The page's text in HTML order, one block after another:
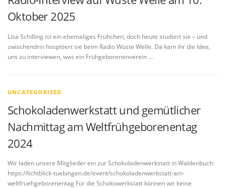
Oktober 2025
Lisa Schilling ist ein ehemaliges Frühchen, doch heute studiert sie – und
zwischendrin hospitiert sie beim Radio Wüste Welle. Da kam ihr die Idee,
uns zu interviewen, was ein Frühgeborenenverein …
UNCATEGORIZED
Schokoladenwerkstatt und gemütlicher
Nachmittag am Weltfrühgeborenentag
2024
Wir laden unsere Mitglieder ein zur Schokoladenwerkstatt in Waldenbuch:
https://lichtblick-tuebingen.de/event/schokoladenwerkstatt-am-
weltfruehgeborenentag Für die Schokowerkstatt können wir keine